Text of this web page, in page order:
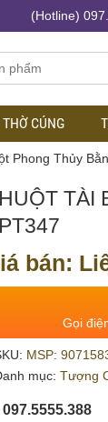
(Hotline)
CÚNG
Phong Thủy
TÀI
bán:
Gọi
MSP:
mục: Tượng
097.5555.388